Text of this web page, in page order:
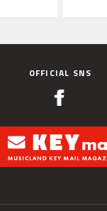
OFFICIAL SNS